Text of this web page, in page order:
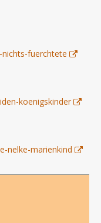
fuerchtete
koenigskinder
nelke-marienkind